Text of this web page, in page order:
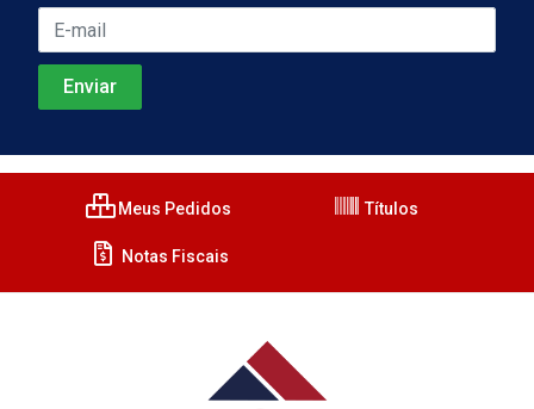
Meus Pedidos Títulos
Notas Fiscais